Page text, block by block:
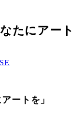
たにアート
ートを」